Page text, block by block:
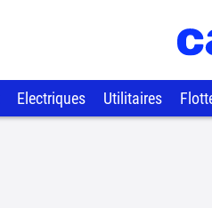
Electriques Utilitaires